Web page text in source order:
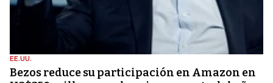
EE.UU.
Bezos reduce su participación en Amazon en